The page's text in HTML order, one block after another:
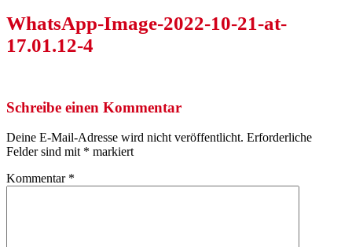
WhatsApp-Image-2022-10-21-at-
17.01.12-4
Schreibe einen Kommentar
Deine E-Mail-Adresse wird nicht veröffentlicht. Erforderliche
Felder sind mit * markiert
Kommentar *